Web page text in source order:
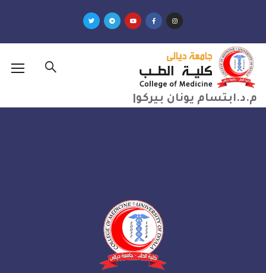
يونان بيركو|